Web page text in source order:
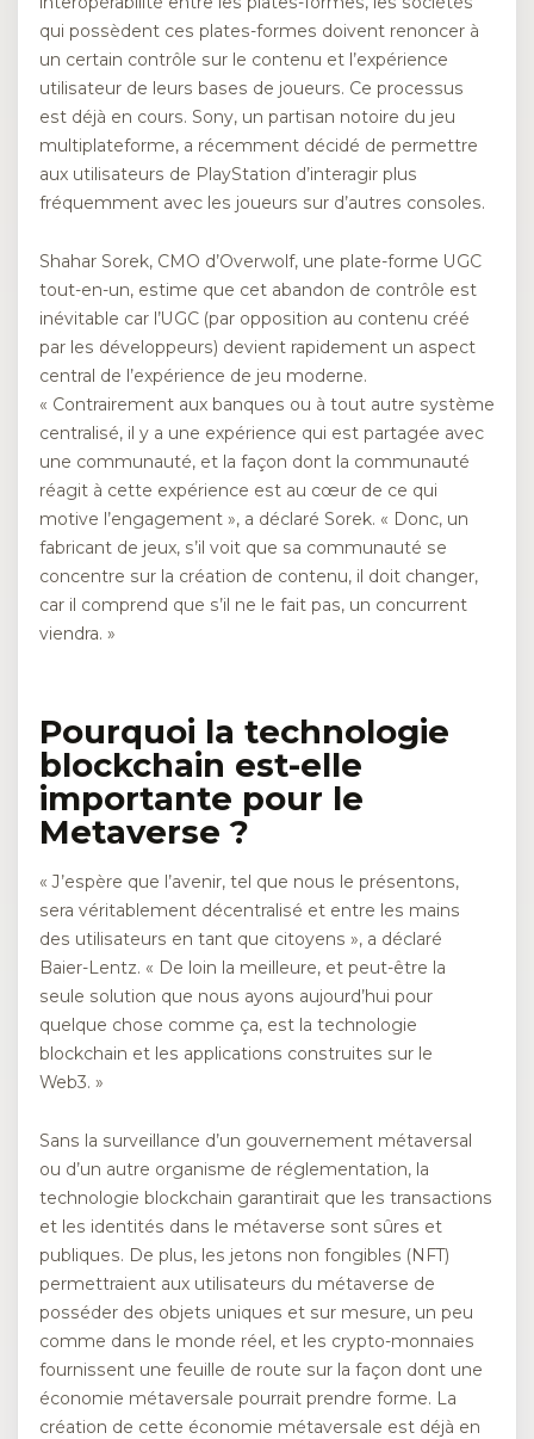
qui possèdent ces plates-formes doivent renoncer à
un certain contrôle sur le contenu et l’expérience
utilisateur de leurs bases de joueurs. Ce processus
est déjà en cours. Sony, un partisan notoire du jeu
multiplateforme, a récemment décidé de permettre
aux utilisateurs de PlayStation d’interagir plus
fréquemment avec les joueurs sur d’autres consoles.
Shahar Sorek, CMO d’Overwolf, une plate-forme UGC
tout-en-un, estime que cet abandon de contrôle est
inévitable car l’UGC (par opposition au contenu créé
par les développeurs) devient rapidement un aspect
central de l’expérience de jeu moderne.
« Contrairement aux banques ou à tout autre système
centralisé, il y a une expérience qui est partagée avec
une communauté, et la façon dont la communauté
réagit à cette expérience est au cœur de ce qui
motive l’engagement », a déclaré Sorek. « Donc, un
fabricant de jeux, s’il voit que sa communauté se
concentre sur la création de contenu, il doit changer,
car il comprend que s’il ne le fait pas, un concurrent
viendra. »
Pourquoi la technologie
blockchain est-elle
importante pour le
Metaverse ?
« J’espère que l’avenir, tel que nous le présentons,
sera véritablement décentralisé et entre les mains
des utilisateurs en tant que citoyens », a déclaré
Baier-Lentz. « De loin la meilleure, et peut-être la
seule solution que nous ayons aujourd’hui pour
quelque chose comme ça, est la technologie
blockchain et les applications construites sur le
Web3. »
Sans la surveillance d’un gouvernement métaversal
ou d’un autre organisme de réglementation, la
technologie blockchain garantirait que les transactions
et les identités dans le métaverse sont sûres et
publiques. De plus, les jetons non fongibles (NFT)
permettraient aux utilisateurs du métaverse de
posséder des objets uniques et sur mesure, un peu
comme dans le monde réel, et les crypto-monnaies
fournissent une feuille de route sur la façon dont une
économie métaversale pourrait prendre forme. La
création de cette économie métaversale est déjà en